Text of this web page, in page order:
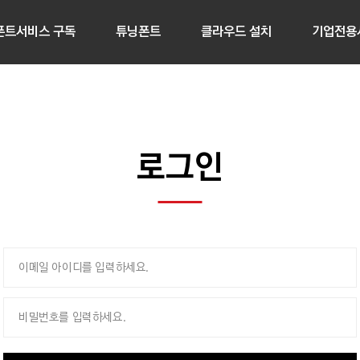
트서비스 구독 튜닝폰트 클라우드 설치 기업전용
로그인